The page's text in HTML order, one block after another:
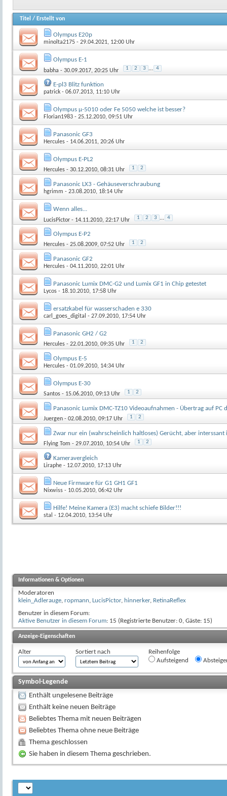
Titel / Erstellt von
Olympus E20p
minolta2175 - 29.04.2021, 12:00 Uhr
Olympus E-1
babha - 30.09.2017, 20:25 Uhr 1 2 3 ... 4
E-pl3 Blitz funktion
patrick - 06.07.2013, 11:10 Uhr
Olympus µ-5010 oder Fe 5050 welche ist besser?
Florian1983 - 25.12.2010, 09:51 Uhr
Panasonic GF3
Hercules - 14.06.2011, 20:26 Uhr
Olympus E-PL2
Hercules - 30.12.2010, 08:31 Uhr 1 2
Panasonic LX3 - Gehäuseverschraubung
hgrimm - 23.08.2010, 18:14 Uhr
Wenn alles...
LucisPictor - 14.11.2010, 22:17 Uhr 1 2 3 ... 4
Olympus E-P2
Hercules - 25.08.2009, 07:52 Uhr 1 2
Panasonic GF2
Hercules - 04.11.2010, 22:01 Uhr
Panasonic Lumix DMC-G2 und Lumix GF1 in Chip getestet
Lycos - 18.10.2010, 17:58 Uhr
ersatzkabel für wasserschaden e 330
carl_goes_digital - 27.09.2010, 17:54 Uhr
Panasonic GH2 / G2
Hercules - 22.01.2010, 09:35 Uhr 1 2
Olympus E-5
Hercules - 01.09.2010, 14:34 Uhr
Olympus E-30
Santos - 15.06.2010, 09:13 Uhr 1 2
Panasonic Lumix DMC-TZ10 Videoaufnahmen - Übertrag auf PC
Juergen - 02.08.2010, 09:17 Uhr 1 2
Zwar nur ein (wahrscheinlich haltloses) Gerücht, aber interssant
Flying Tom - 29.07.2010, 10:54 Uhr 1 2
Kameravergleich
Liraphe - 12.07.2010, 17:13 Uhr
Neue Firmware für G1 GH1 GF1
Nixwiss - 10.05.2010, 06:42 Uhr
Hilfe! Meine Kamera (E3) macht schiefe Bilder!!!
stal - 12.04.2010, 13:54 Uhr
Informationen & Optionen
Moderatoren
klein_Adlerauge, ropmann, LucisPictor, hinnerker, RetinaReflex
Benutzer in diesem Forum:
Aktive Benutzer in diesem Forum: 15 (Registrierte Benutzer: 0, Gäste: 15)
Anzeige-Eigenschaften
Alter Sortiert nach
Reihenfolge
Aufsteigend
Symbol-Legende
Enthält ungelesene Beiträge
Enthält keine neuen Beiträge
Beliebtes Thema mit neuen Beiträgen
Beliebtes Thema ohne neue Beiträge
Thema geschlossen
Sie haben in diesem Thema geschrieben.